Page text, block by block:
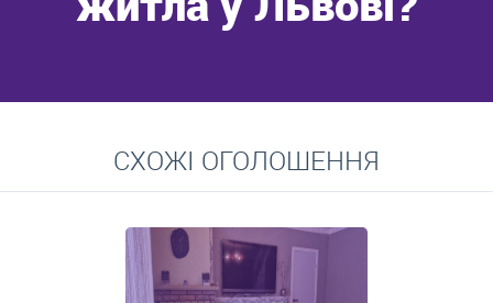
Середні ціни на довготривалу оренду квартир, особняків,
кімнат
СХОЖІ ОГОЛОШЕННЯ